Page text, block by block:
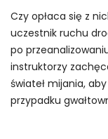
Czy opłaca się z
uczestnik ruchu
po
instruktorzy
świateł mijania,
przypadku